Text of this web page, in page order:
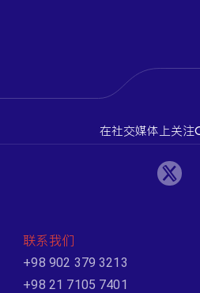
在社交媒体上关注
联系我们
+98 902 379 3213
+98 21 7105 7401